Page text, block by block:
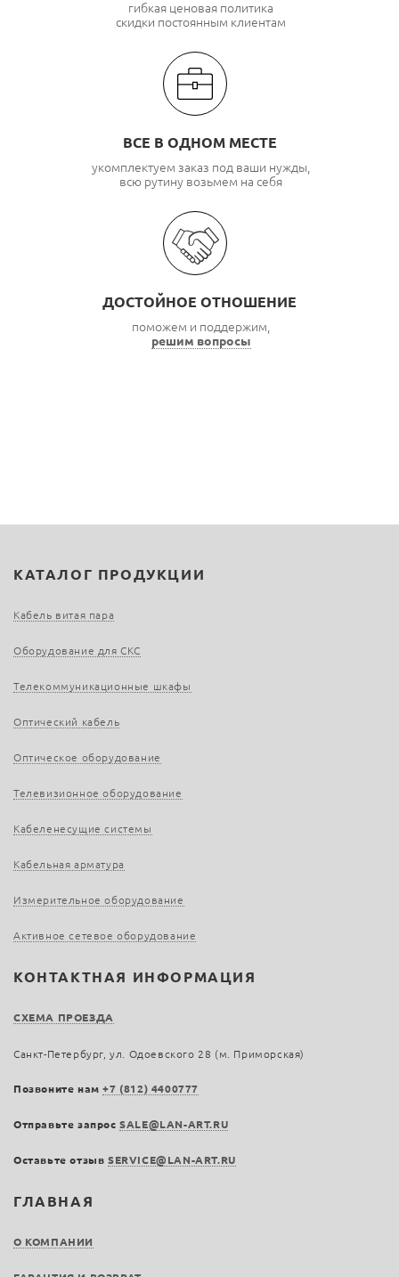
гибкая ценовая политика
скидки постоянным клиентам
ВСЕ В ОДНОМ МЕСТЕ
укомплектуем заказ под ваши нужды,
всю рутину возьмем на себя
ДОСТОЙНОЕ ОТНОШЕНИЕ
поможем и поддержим,
решим вопросы
ГЛАВНАЯ
О КОМПАНИИ
КАТАЛОГ ПРОДУКЦИИ
Кабель витая пара
Оборудование для СКС
Телекоммуникационные шкафы
Оптический кабель
Оптическое оборудование
Телевизионное оборудование
Кабеленесущие системы
Кабельная арматура
Измерительное оборудование
Активное сетевое оборудование
КОНТАКТНАЯ ИНФОРМАЦИЯ
СХЕМА ПРОЕЗДА
Санкт-Петербург, ул. Одоевского 28 (м. Приморская)
Позвоните нам+7 (812) 4400777
Отправьте запросSALE@LAN-ART.RU
Оставьте отзыв SERVICE@LAN-ART.RU